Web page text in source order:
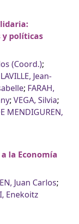
y políticas
(Coord.);
LAVILLE, Jean-
; FARAH,
; VEGA, Silvia;
MENDIGUREN,
la Economía
Juan Carlos;
Enekoitz